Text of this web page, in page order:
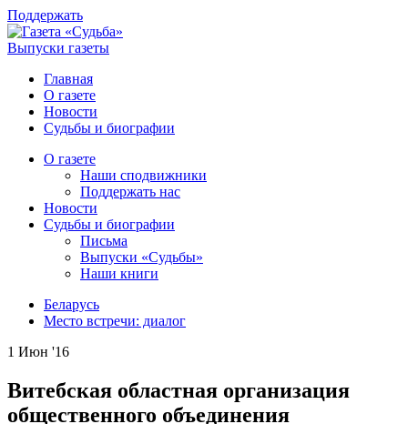
Поддержать
Выпуски газеты
Главная
О газете
Новости
Судьбы и биографии
О газете
Наши сподвижники
Поддержать нас
Новости
Судьбы и биографии
Письма
Выпуски «Судьбы»
Наши книги
Беларусь
Место встречи: диалог
1 Июн '16
Витебская областная организация
общественного объединения